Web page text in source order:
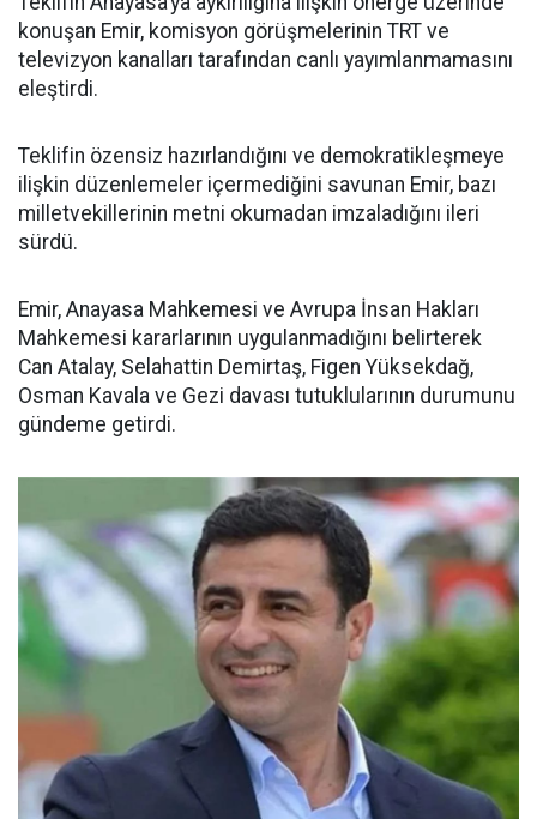
konuşan Emir, komisyon görüşmelerinin TRT ve
televizyon kanalları tarafından canlı yayımlanmamasını
eleştirdi.
Teklifin özensiz hazırlandığını ve demokratikleşmeye
ilişkin düzenlemeler içermediğini savunan Emir, bazı
milletvekillerinin metni okumadan imzaladığını ileri
sürdü.
Emir, Anayasa Mahkemesi ve Avrupa İnsan Hakları
Mahkemesi kararlarının uygulanmadığını belirterek
Can Atalay, Selahattin Demirtaş, Figen Yüksekdağ,
Osman Kavala ve Gezi davası tutuklularının durumunu
gündeme getirdi.